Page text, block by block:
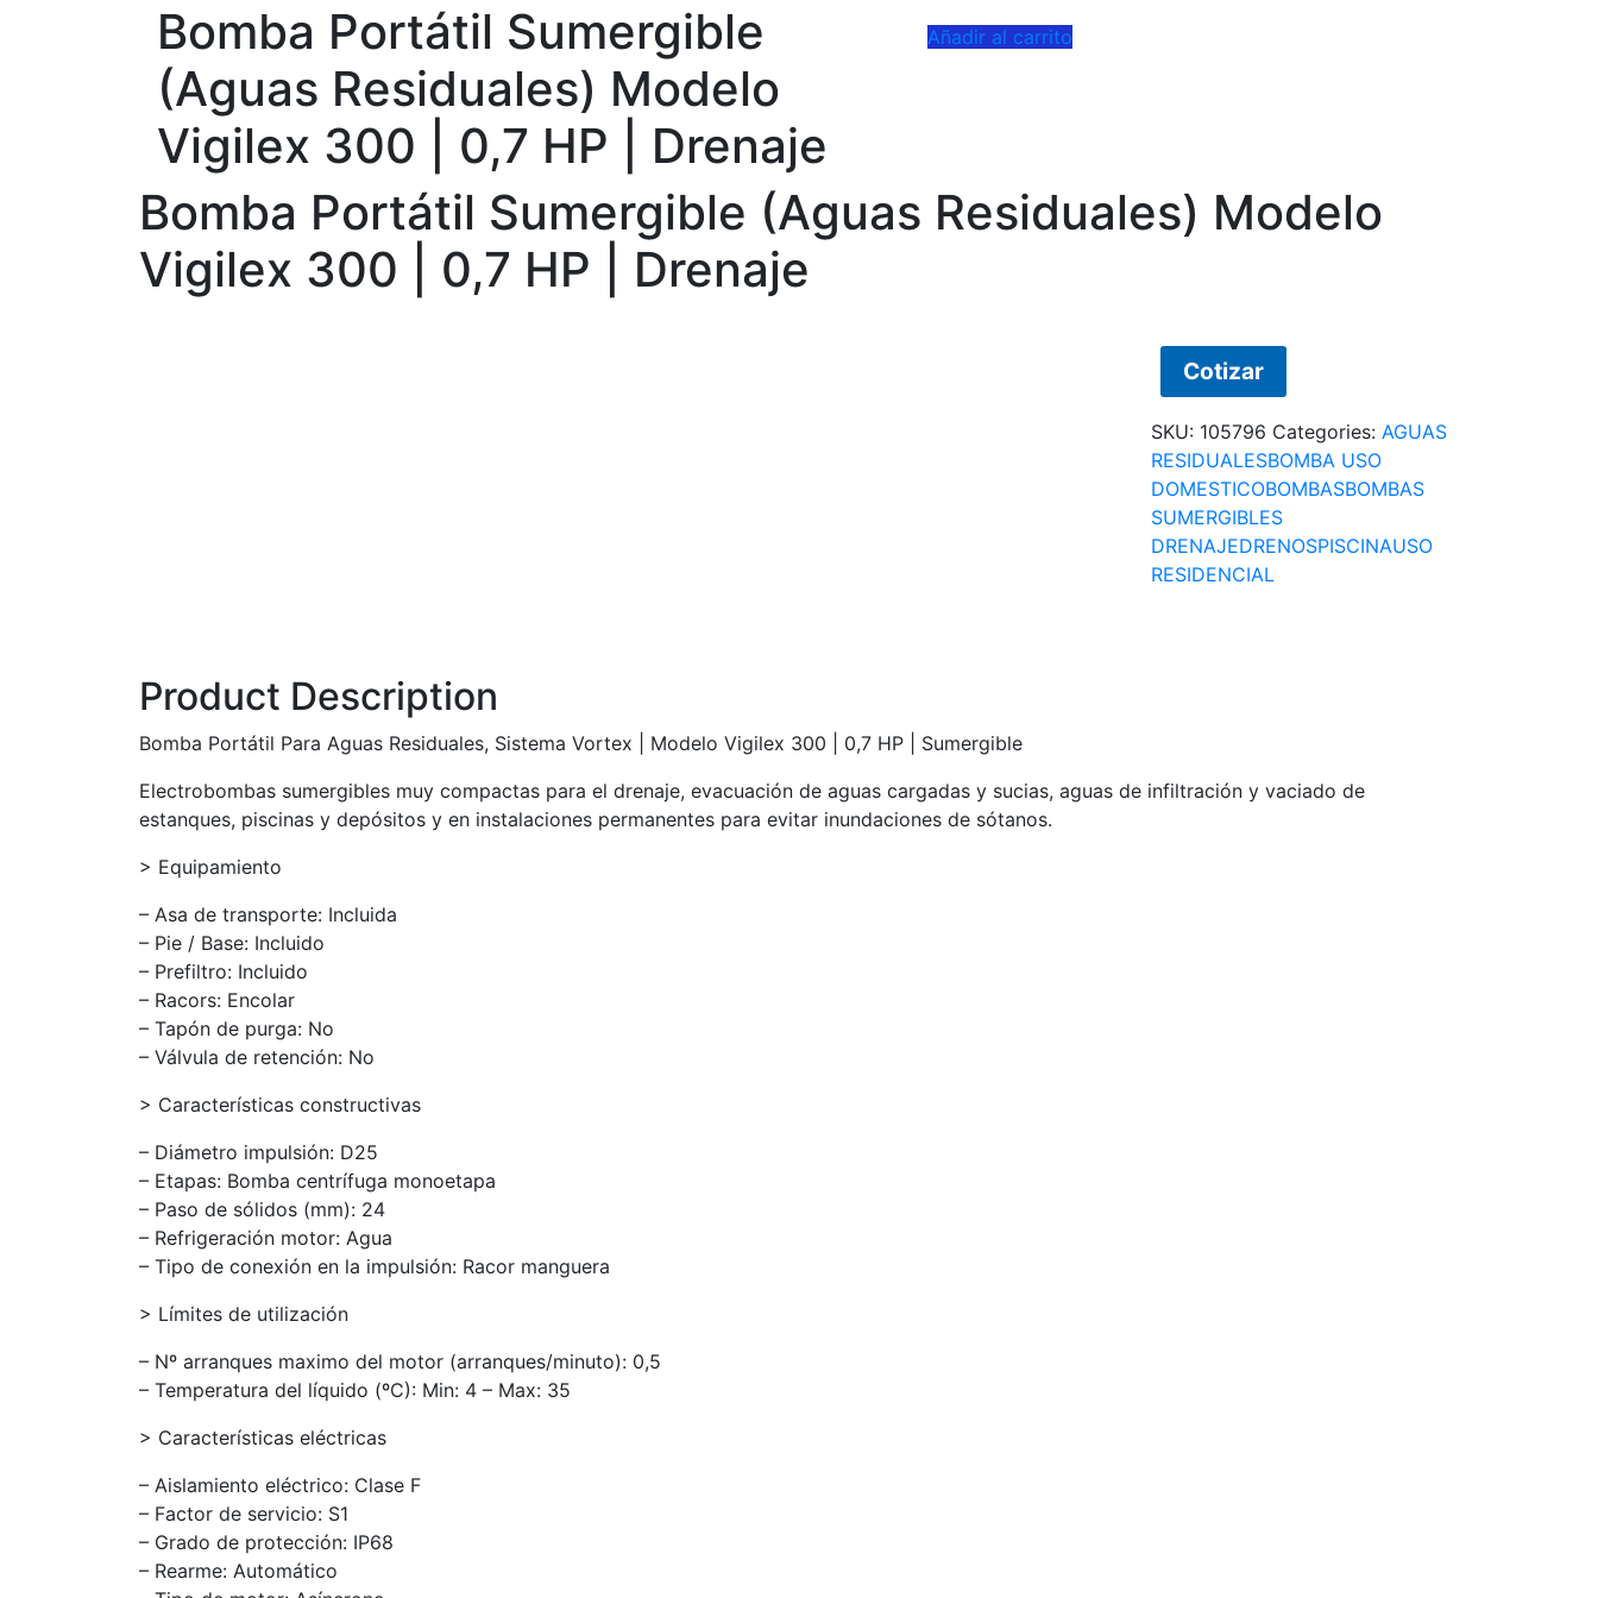
Bomba Portátil Sumergible
(Aguas Residuales) Modelo
Vigilex 300 | 0,7 HP | Drenaje
Añadir al carrito
Bomba Portátil Sumergible (Aguas Residuales) Modelo
Vigilex 300 | 0,7 HP | Drenaje
Cotizar
SKU: 105796 Categories: AGUAS
RESIDUALESBOMBA USO
DOMESTICOBOMBASBOMBAS
SUMERGIBLES
DRENAJEDRENOSPISCINAUSO
RESIDENCIAL
Product Description
Bomba Portátil Para Aguas Residuales, Sistema Vortex | Modelo Vigilex 300 | 0,7 HP | Sumergible
Electrobombas sumergibles muy compactas para el drenaje, evacuación de aguas cargadas y sucias, aguas de infiltración y vaciado de
estanques, piscinas y depósitos y en instalaciones permanentes para evitar inundaciones de sótanos.
> Equipamiento
– Asa de transporte: Incluida
– Pie / Base: Incluido
– Prefiltro: Incluido
– Racors: Encolar
– Tapón de purga: No
– Válvula de retención: No
> Características constructivas
– Diámetro impulsión: D25
– Etapas: Bomba centrífuga monoetapa
– Paso de sólidos (mm): 24
– Refrigeración motor: Agua
– Tipo de conexión en la impulsión: Racor manguera
> Límites de utilización
– Nº arranques maximo del motor (arranques/minuto): 0,5
– Temperatura del líquido (ºC): Min: 4 – Max: 35
> Características eléctricas
– Aislamiento eléctrico: Clase F
– Factor de servicio: S1
– Grado de protección: IP68
– Rearme: Automático